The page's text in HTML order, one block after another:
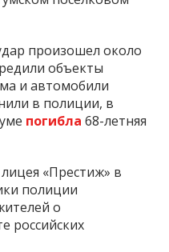
произошел около
объекты
и автомобили
в полиции, в
погибла 68-летняя
«Престиж» в
полиции
о
российских